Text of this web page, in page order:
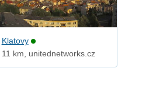
Klatovy
11 km, unitednetworks.cz